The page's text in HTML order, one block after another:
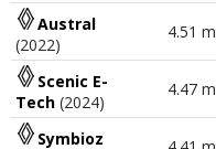
Austral
(2022)
4.51 m
Scenic E-
Tech (2024)
4.47 m
Symbioz